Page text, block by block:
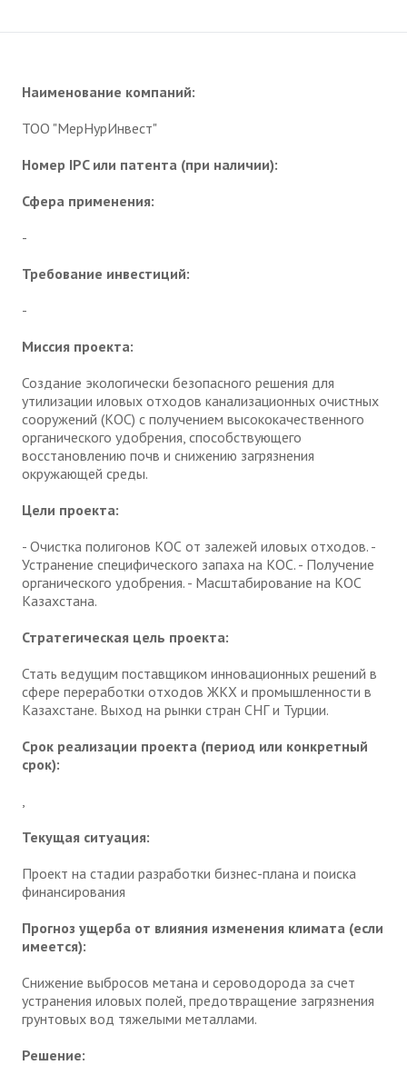
Наименование компаний:
ТОО "МерНурИнвест"
Номер IPC или патента (при наличии):
Сфера применения:
-
Требование инвестиций:
-
Миссия проекта:
Создание экологически безопасного решения для
утилизации иловых отходов канализационных очистных
сооружений (КОС) с получением высококачественного
органического удобрения, способствующего
восстановлению почв и снижению загрязнения
окружающей среды.
Цели проекта:
- Очистка полигонов КОС от залежей иловых отходов. -
Устранение специфического запаха на КОС. - Получение
органического удобрения. - Масштабирование на КОС
Казахстана.
Стратегическая цель проекта:
Стать ведущим поставщиком инновационных решений в
сфере переработки отходов ЖКХ и промышленности в
Казахстане. Выход на рынки стран СНГ и Турции.
Срок реализации проекта (период или конкретный
срок):
,
Текущая ситуация:
Проект на стадии разработки бизнес-плана и поиска
финансирования
Прогноз ущерба от влияния изменения климата (если
имеется):
Снижение выбросов метана и сероводорода за счет
устранения иловых полей, предотвращение загрязнения
грунтовых вод тяжелыми металлами.
Решение: